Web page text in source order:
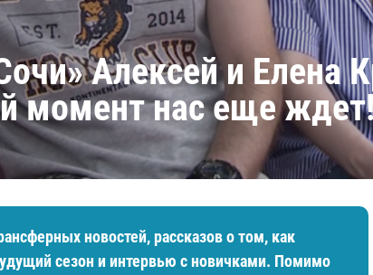
Алексей и Елена
момент нас еще
новостей, рассказов о том, как
сезон и интервью с новичками. Помимо